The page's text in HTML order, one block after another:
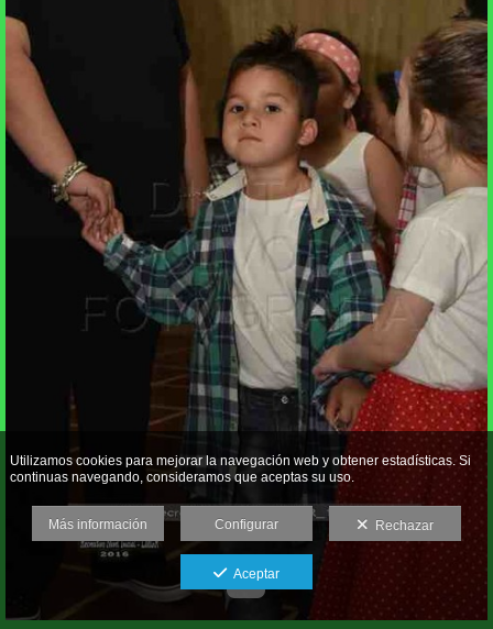
Utilizamos cookies para mejorar la navegación web y obtener estadísticas. Si
continuas navegando, consideramos que aceptas su uso.
Más información Configurar Rechazar
Aceptar